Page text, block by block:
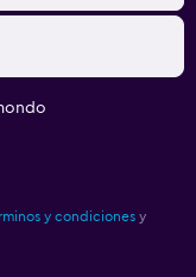
y condiciones y